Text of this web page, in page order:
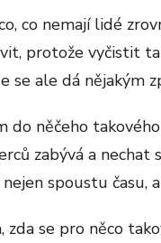
co nemají lidé
protože vyčistit
se ale dá nějakým
do něčeho
zabývá a nechat
spoustu času,
zda se pro něco